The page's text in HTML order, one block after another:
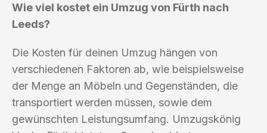
Wie viel kostet ein Umzug von Fürth nach
Leeds?
Die Kosten für deinen Umzug hängen von
verschiedenen Faktoren ab, wie beispielsweise
der Menge an Möbeln und Gegenständen, die
transportiert werden müssen, sowie dem
gewünschten Leistungsumfang. Umzugskönig